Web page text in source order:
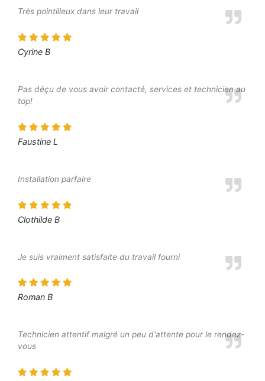
Très pointilleux dans leur travail
Cyrine B
Pas déçu de vous avoir contacté, services et technicien au
top!
Faustine L
Installation parfaire
Clothilde B
Je suis vraiment satisfaite du travail fourni
Roman B
Technicien attentif malgré un peu d'attente pour le rendez-
vous